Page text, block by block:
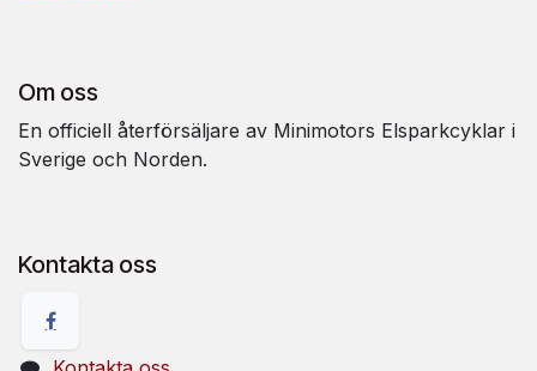
Om oss
En officiell återförsäljare av Minimotors Elsparkcyklar i
Sverige och Norden.
Kontakta oss